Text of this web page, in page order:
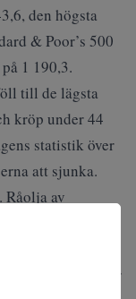
den högsta
& Poor’s 500
1 190,3.
till de lägsta
kröp under 44
statistik över
att sjunka.
av
till 43:25 dollar
Priset på
till 40:15 dollar